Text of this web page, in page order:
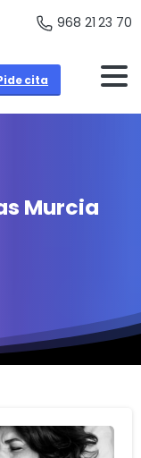
968 21 23 70
cita
Murcia